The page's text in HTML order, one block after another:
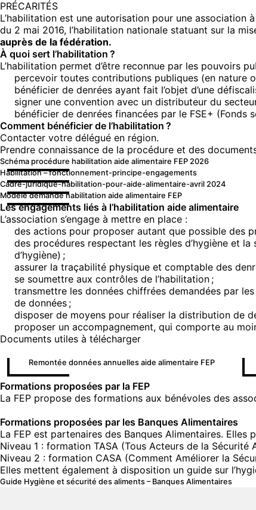
PRÉCARITÉS
L’habilitation est une autorisation pour une association
du 2 mai 2016, l’habilitation nationale statuant sur la
auprès de la fédération.
À quoi sert l’habilitation ?
L’habilitation permet d’être reconnue par les pouvoirs
percevoir toutes contributions publiques (en nature
bénéficier de denrées ayant fait l’objet d’une
signer une convention avec un distributeur du
bénéficier de denrées financées par le FSE+
Comment bénéficier de l’habilitation ?
Contacter votre délégué en région.
Prendre connaissance de la procédure et des
Schéma procédure habilitation aide alimentaire FEP 2026
Habilitation – fonctionnement-principe-engagements
Cadre-juridique-habilitation-pour-aide-alimentaire-avril 2024
Modèle demande habilitation aide alimentaire FEP
Les engagements liés à l’habilitation aide alimentaire
L’association s’engage à mettre en place :
des actions pour proposer autant que possible des
des procédures respectant les règles d’hygiène et
d’hygiène) ;
assurer la traçabilité physique et comptable des
se soumettre aux contrôles de l’habilitation ;
transmettre les données chiffrées demandées par
de données ;
disposer de moyens pour réaliser la distribution de
proposer un accompagnement, qui comporte au
Documents utiles à télécharger
Remontée données annuelles aide alimentaire FEP
Formations proposées par la FEP
La FEP propose des formations aux bénévoles des
Formations proposées par les Banques Alimentaires
La FEP est partenaires des Banques Alimentaires.
Niveau 1 : formation TASA (Tous Acteurs de la Sécurité
Niveau 2 : formation CASA (Comment Améliorer la
Elles mettent également à disposition un guide sur
Guide Hygiène et sécurité des aliments – Banques Alimentaires